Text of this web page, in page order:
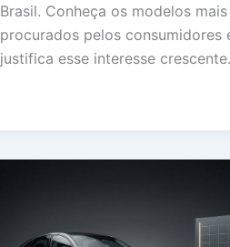
Brasil. Conheça os modelos mais
procurados pelos consumidores
justifica esse interesse crescente.